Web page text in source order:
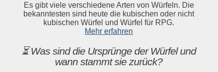
Es gibt viele verschiedene Arten von Würfeln. Die
bekanntesten sind heute die kubischen oder nicht
kubischen Würfel und Würfel für RPG.
Mehr erfahren
⏳ Was sind die Ursprünge der Würfel und
wann stammt sie zurück?